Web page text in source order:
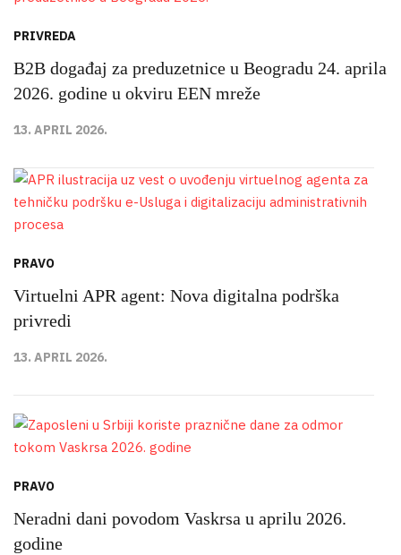
PRIVREDA
B2B događaj za preduzetnice u Beogradu 24. aprila
2026. godine u okviru EEN mreže
13. APRIL 2026.
PRAVO
Virtuelni APR agent: Nova digitalna podrška
privredi
13. APRIL 2026.
PRAVO
Neradni dani povodom Vaskrsa u aprilu 2026.
godine